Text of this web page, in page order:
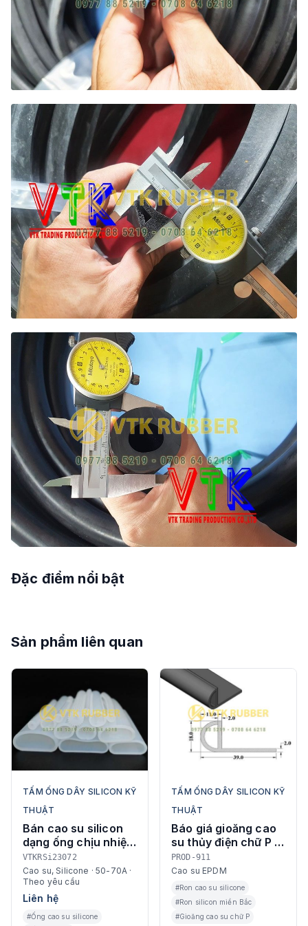
Đặc điểm nổi bật
Sản phẩm liên quan
TẤM ỐNG DÂY SILICON KỸ
THUẬT
Bán cao su silicon
dạng ống chịu nhiệt
đa dạng kích thước
VTKRSi23072
Cao su, Silicone · 50-70A ·
Theo yêu cầu
Liên hệ
#Ống cao su silicone
TẤM ỐNG DÂY SILICON KỸ
THUẬT
Báo giá gioăng cao
su thủy điện chữ P ở
Ninh Bình
PROD-911
Cao su EPDM
#Ron cao su silicone
#Ron silicon miền Bắc
#Gioăng cao su chữ P